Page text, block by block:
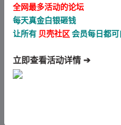
全网最多活动的论坛
每天真金白银砸钱
让所有 贝壳社区 会员每日都可
立即查看活动详情 ➔